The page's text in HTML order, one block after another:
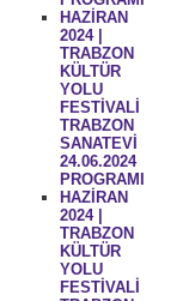
HAZİRAN
2024 |
TRABZON
KÜLTÜR
YOLU
FESTİVALİ
TRABZON
SANATEVİ
24.06.2024
PROGRAMI
HAZİRAN
2024 |
TRABZON
KÜLTÜR
YOLU
FESTİVALİ